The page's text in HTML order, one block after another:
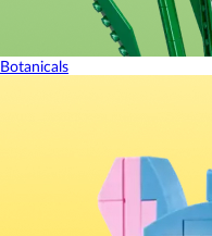
Botanicals